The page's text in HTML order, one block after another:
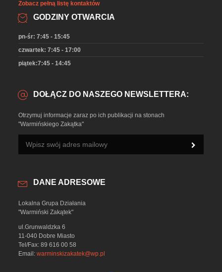
Zobacz pełną listę kontaktów
GODZINY OTWARCIA
pn-śr: 7:45 - 15:45
czwartek: 7:45 - 17:00
piątek:7:45 - 14:45
DOŁĄCZ DO NASZEGO NEWSLETTERA:
Otrzymuj informacje zaraz po ich publikacji na stonach
"Warmińskiego Zakątka"
DANE ADRESOWE
Lokalna Grupa Działania
"Warmiński Zakątek"
ul.Grunwaldzka 6
11-040 Dobre Miasto
Tel/Fax: 89 616 00 58
Email:warminskizakatek@wp.pl